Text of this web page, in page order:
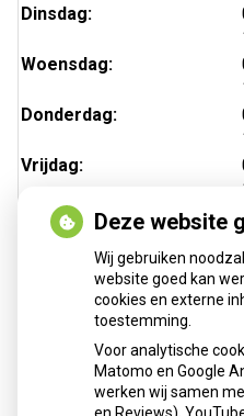
Dinsdag:
Woensdag:
Donderdag:
Vrijdag:
Herhaalrecepten
Deze website
Wij gebruiken
website goed kan
cookies en externe
toestemming.
Voor analytische
Matomo en Google
werken wij samen